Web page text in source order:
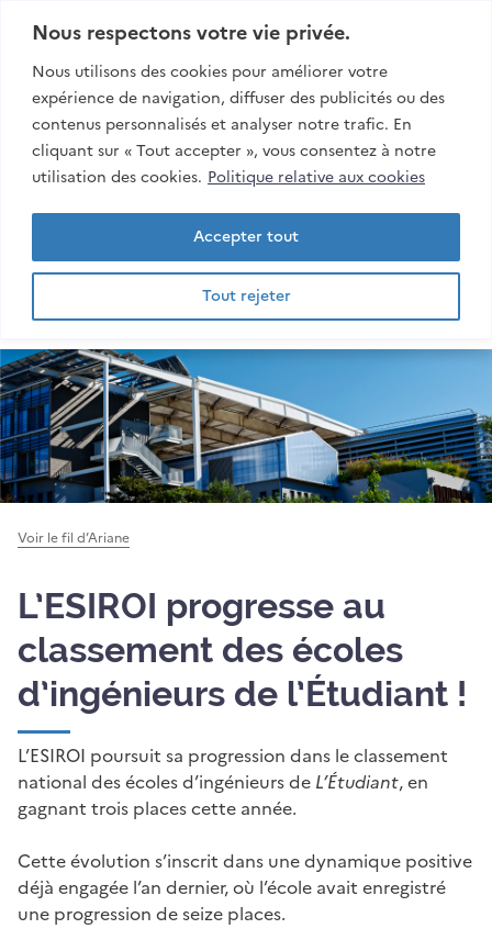
Nous respectons votre vie privée.
Nous utilisons des cookies pour améliorer votre
expérience de navigation, diffuser des publicités ou des
contenus personnalisés et analyser notre trafic. En
cliquant sur « Tout accepter », vous consentez à notre
utilisation des cookies. Politique relative aux cookies
Tout rejeter
Accepter tout
Aller:
Au contenu
Au menu
À la recherche
esiroi
Voir le fil d’Ariane
L’ESIROI progresse au
classement des écoles
d’ingénieurs de l’Étudiant !
L’ESIROI poursuit sa progression dans le classement
national des écoles d’ingénieurs de L’Étudiant, en
gagnant trois places cette année.
Cette évolution s’inscrit dans une dynamique positive
déjà engagée l’an dernier, où l’école avait enregistré
une progression de seize places.